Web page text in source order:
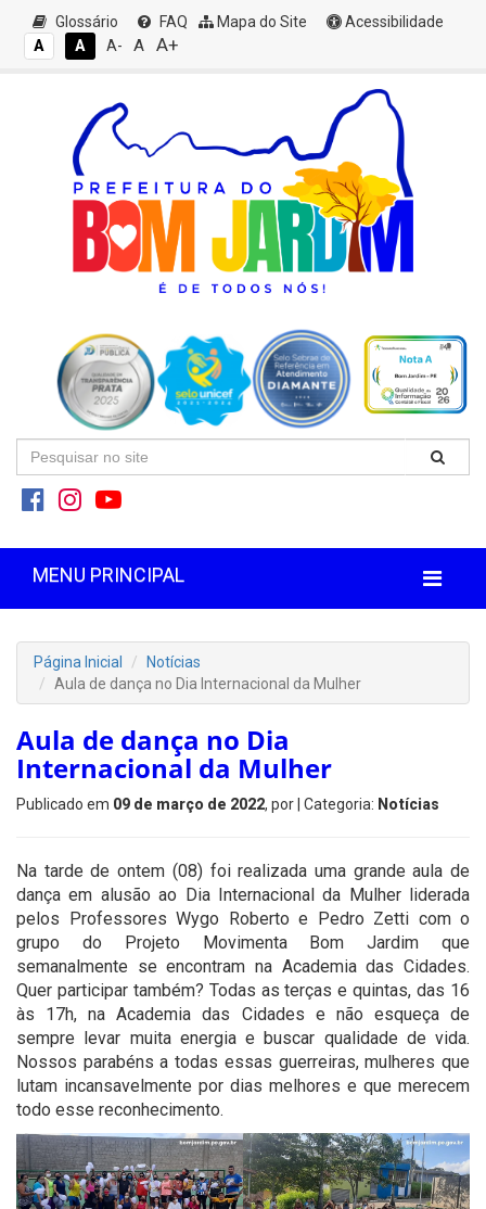
Glossário FAQ Mapa do Site
Acessibilidade
A
A A- A A+
MENU PRINCIPAL
Página Inicial
Notícias
Aula de dança no Dia Internacional da Mulher
Aula de dança no Dia
Internacional da Mulher
Publicado em 09 de março de 2022, por | Categoria: Notícias
Na tarde de ontem (08) foi realizada uma grande aula de
dança em alusão ao Dia Internacional da Mulher liderada
pelos Professores Wygo Roberto e Pedro Zetti com o
grupo do Projeto Movimenta Bom Jardim que
semanalmente se encontram na Academia das Cidades.
Quer participar também? Todas as terças e quintas, das 16
às 17h, na Academia das Cidades e não esqueça de
sempre levar muita energia e buscar qualidade de vida.
Nossos parabéns a todas essas guerreiras, mulheres que
lutam incansavelmente por dias melhores e que merecem
todo esse reconhecimento.